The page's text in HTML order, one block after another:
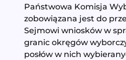
Państwowa Komisja
zobowiązana jest do
Sejmowi wniosków w
granic okręgów
posłów w nich